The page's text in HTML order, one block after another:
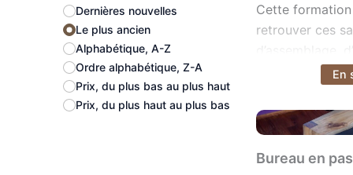
Dernières nouvelles
Le plus ancien
Alphabétique, A-Z
Ordre alphabétique, Z-A
Prix, du plus bas au plus haut
Prix, du plus haut au plus bas
Cette
retrouver ces
d’assemblage,
réalisations pas
Votre ATELIER
ne supportent
En
Bureau en